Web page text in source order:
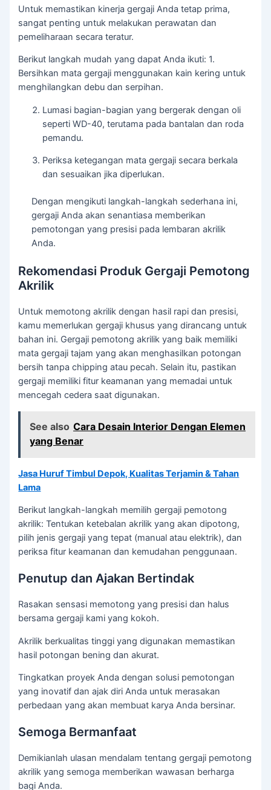
Untuk memastikan kinerja gergaji Anda tetap prima,
sangat penting untuk melakukan perawatan dan
pemeliharaan secara teratur.
Berikut langkah mudah yang dapat Anda ikuti: 1.
Bersihkan mata gergaji menggunakan kain kering untuk
menghilangkan debu dan serpihan.
Lumasi bagian-bagian yang bergerak dengan oli
seperti WD-40, terutama pada bantalan dan roda
pemandu.
Periksa ketegangan mata gergaji secara berkala
dan sesuaikan jika diperlukan.
Dengan mengikuti langkah-langkah sederhana ini,
gergaji Anda akan senantiasa memberikan
pemotongan yang presisi pada lembaran akrilik
Anda.
Rekomendasi Produk Gergaji Pemotong
Akrilik
Untuk memotong akrilik dengan hasil rapi dan presisi,
kamu memerlukan gergaji khusus yang dirancang untuk
bahan ini. Gergaji pemotong akrilik yang baik memiliki
mata gergaji tajam yang akan menghasilkan potongan
bersih tanpa chipping atau pecah. Selain itu, pastikan
gergaji memiliki fitur keamanan yang memadai untuk
mencegah cedera saat digunakan.
See also Cara Desain Interior Dengan Elemen
yang Benar
Jasa Huruf Timbul Depok, Kualitas Terjamin & Tahan
Lama
Berikut langkah-langkah memilih gergaji pemotong
akrilik: Tentukan ketebalan akrilik yang akan dipotong,
pilih jenis gergaji yang tepat (manual atau elektrik), dan
periksa fitur keamanan dan kemudahan penggunaan.
Penutup dan Ajakan Bertindak
Rasakan sensasi memotong yang presisi dan halus
bersama gergaji kami yang kokoh.
Akrilik berkualitas tinggi yang digunakan memastikan
hasil potongan bening dan akurat.
Tingkatkan proyek Anda dengan solusi pemotongan
yang inovatif dan ajak diri Anda untuk merasakan
perbedaan yang akan membuat karya Anda bersinar.
Semoga Bermanfaat
Demikianlah ulasan mendalam tentang gergaji pemotong
akrilik yang semoga memberikan wawasan berharga
bagi Anda.